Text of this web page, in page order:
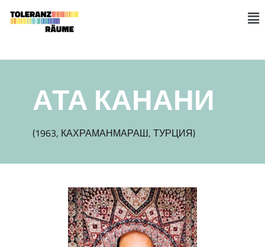
content
АТА КАНАНИ
(1963, КАХРАМАНМАРАШ, ТУРЦИЯ)